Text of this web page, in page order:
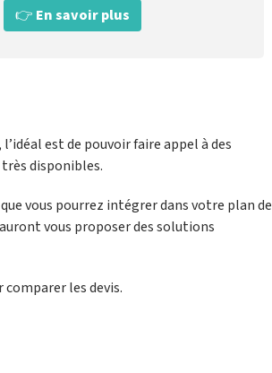
👉 En savoir plus
est de pouvoir faire appel à des
disponibles.
vous pourrez intégrer dans votre plan de
vous proposer des solutions
les devis.